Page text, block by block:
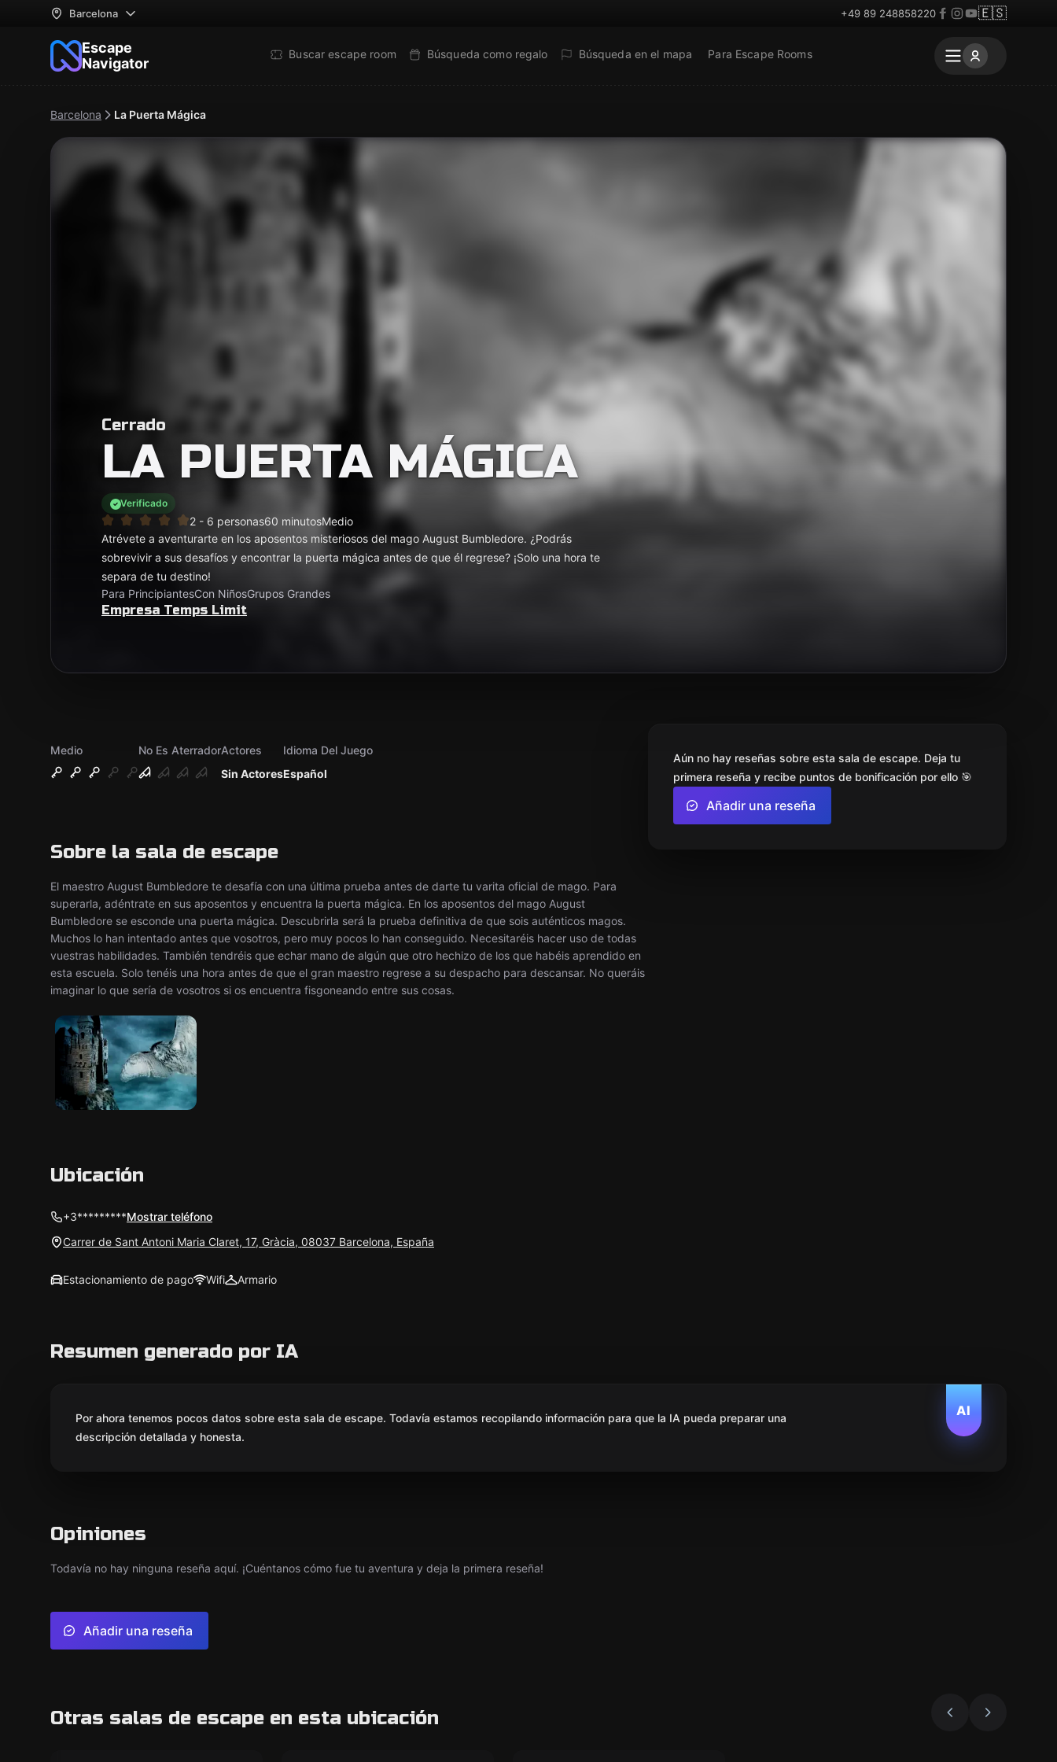
Barcelona +49 89 248858220 🇪🇸
Escape
Navigator
Buscar escape room Búsqueda como regalo Búsqueda en el mapa Para Escape Rooms
Barcelona La Puerta Mágica
Cerrado
LA PUERTA MÁGICA
Verificado
2 - 6 personas60 minutosMedio
Atrévete a aventurarte en los aposentos misteriosos del mago August Bumbledore. ¿Podrás
sobrevivir a sus desafíos y encontrar la puerta mágica antes de que él regrese? ¡Solo una hora te
separa de tu destino!
Para PrincipiantesCon NiñosGrupos Grandes
Empresa Temps Limit
Medio
No Es Aterrador
Sin Actores
Actores
Español
Idioma Del Juego
Sobre la sala de escape
El maestro August Bumbledore te desafía con una última prueba antes de darte tu varita oficial de mago. Para
superarla, adéntrate en sus aposentos y encuentra la puerta mágica. En los aposentos del mago August
Bumbledore se esconde una puerta mágica. Descubrirla será la prueba definitiva de que sois auténticos magos.
Muchos lo han intentado antes que vosotros, pero muy pocos lo han conseguido. Necesitaréis hacer uso de todas
vuestras habilidades. También tendréis que echar mano de algún que otro hechizo de los que habéis aprendido en
esta escuela. Solo tenéis una hora antes de que el gran maestro regrese a su despacho para descansar. No queráis
imaginar lo que sería de vosotros si os encuentra fisgoneando entre sus cosas.
Aún no hay reseñas sobre esta sala de escape. Deja tu
primera reseña y recibe puntos de bonificación por ello 🎯
Añadir una reseña
Ubicación
+3*********Mostrar teléfono
Carrer de Sant Antoni Maria Claret, 17, Gràcia, 08037 Barcelona, España
Estacionamiento de pago Wifi Armario
Resumen generado por IA
AI
Por ahora tenemos pocos datos sobre esta sala de escape. Todavía estamos recopilando información para que la IA pueda preparar una
descripción detallada y honesta.
Opiniones
Todavía no hay ninguna reseña aquí. ¡Cuéntanos cómo fue tu aventura y deja la primera reseña!
Añadir una reseña
Otras salas de escape en esta ubicación